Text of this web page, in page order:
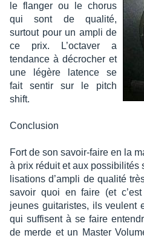
le flan­ger ou le chorus
qui sont de qualité,
surtout pour un ampli de
ce prix. L’oc­ta­ver a
tendance à décro­cher et
une légère latence se
fait sentir sur le pitch
shift.
Conclu­sion
Fort de son savoir-faire en la
à prix réduit et aux
li­sa­tions d’am­pli de qualité
savoir quoi en faire (et
jeunes guita­ristes, ils veulent
qui suffisent à se faire
de merde et un Master